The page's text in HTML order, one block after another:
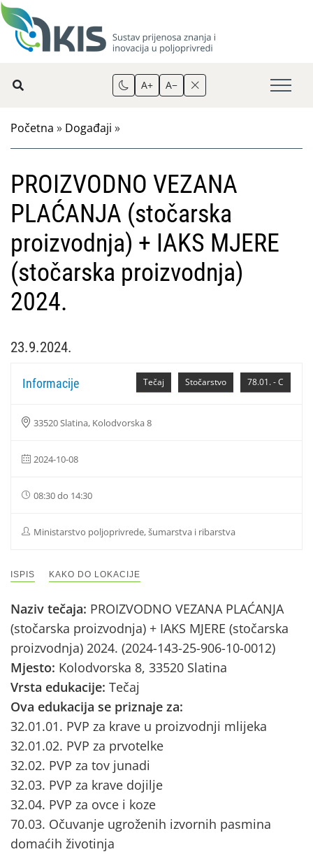
A+ A−
Početna » Događaji »
PROIZVODNO VEZANA
PLAĆANJA (stočarska
proizvodnja) + IAKS MJERE
(stočarska proizvodnja)
2024.
23.9.2024.
78.01. - C
Stočarstvo
Tečaj
Informacije
33520 Slatina, Kolodvorska 8
2024-10-08
08:30 do 14:30
Ministarstvo poljoprivrede, šumarstva i ribarstva
ISPIS KAKO DO LOKACIJE
Naziv tečaja: PROIZVODNO VEZANA PLAĆANJA
(stočarska proizvodnja) + IAKS MJERE (stočarska
proizvodnja) 2024. (2024-143-25-906-10-0012)
Mjesto: Kolodvorska 8, 33520 Slatina
Vrsta edukacije: Tečaj
Ova edukacija se priznaje za:
32.01.01. PVP za krave u proizvodnji mlijeka
32.01.02. PVP za prvotelke
32.02. PVP za tov junadi
32.03. PVP za krave dojilje
32.04. PVP za ovce i koze
70.03. Očuvanje ugroženih izvornih pasmina
domaćih životinja